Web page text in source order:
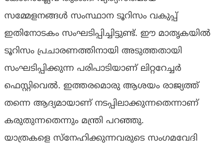
സമ്മേളനങ്ങൾ സംസ്ഥാന ടൂറിസം വകുപ്പ്
ഇതിനോടകം സംഘടിപ്പിച്ചിട്ടുണ്ട്. ഈ മാതൃകയിൽ
ടൂറിസം പ്രചാരണത്തിനായി അടുത്തതായി
സംഘടിപ്പിക്കുന്ന പരിപാടിയാണ് ലിറ്ററേച്ചർ
ഫെസ്റ്റിവെൽ. ഇത്തരമൊരു ആശയം രാജ്യത്ത്
തന്നെ ആദ്യമായാണ് നടപ്പിലാക്കുന്നതെന്നാണ്
കരുതുന്നതെന്നും മന്ത്രി പറഞ്ഞു.
യാത്രകളെ സ്‌നേഹിക്കുന്നവരുടെ സംഗമവേദി